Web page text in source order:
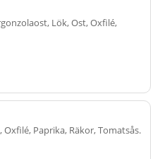
Lök, Ost, Oxfilé,
Paprika, Räkor, Tomatsås.